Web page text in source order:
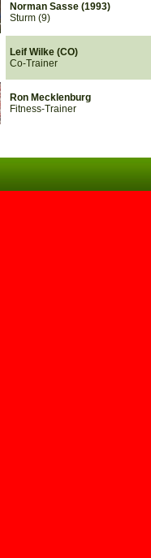
Norman Sasse (1993)
Sturm (9)
Leif Wilke (CO)
Co-Trainer
Ron Mecklenburg
Fitness-Trainer